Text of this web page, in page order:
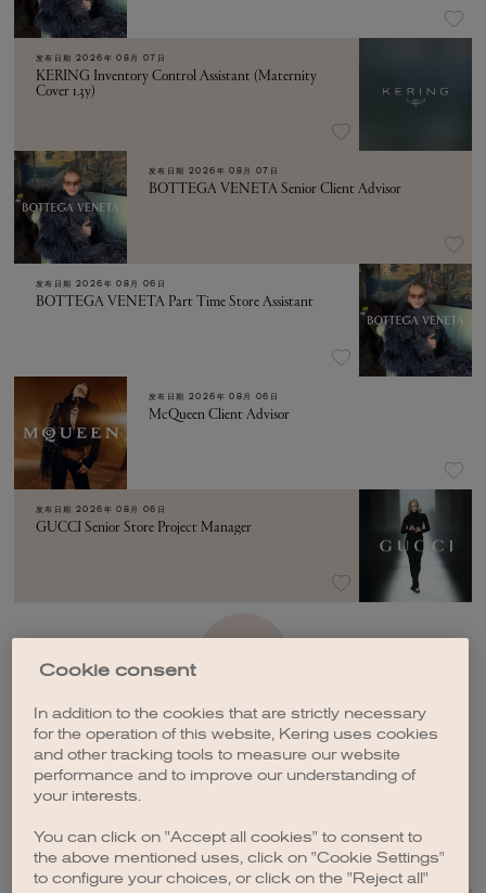
发布日期 2026年 08月 07日
KERING Inventory Control Assistant (Maternity
Cover 1.3y)
发布日期 2026年 08月 07日
BOTTEGA VENETA Senior Client Advisor
发布日期 2026年 08月 06日
BOTTEGA VENETA Part Time Store Assistant
发布日期 2026年 08月 06日
McQueen Client Advisor
发布日期 2026年 08月 06日
GUCCI Senior Store Project Manager
Cookie consent
In addition to the cookies that are strictly necessary
for the operation of this website, Kering uses cookies
and other tracking tools to measure our website
performance and to improve our understanding of
your interests.
You can click on "Accept all cookies" to consent to
the above mentioned uses, click on "Cookie Settings"
to configure your choices, or click on the "Reject all"